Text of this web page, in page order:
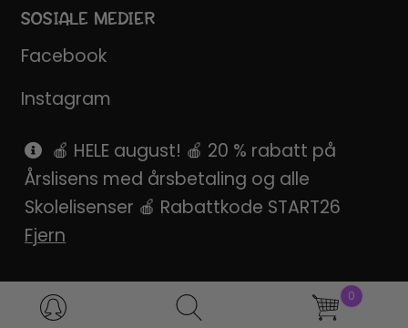
SOSIALE MEDIER
Facebook
Instagram
Pinterest
SnapChat
Products
search
0
🍎 HELE august! 🍎 20 % rabatt på
Årslisens med årsbetaling og alle
Skolelisenser 🍎 Rabattkode START26
Fjern